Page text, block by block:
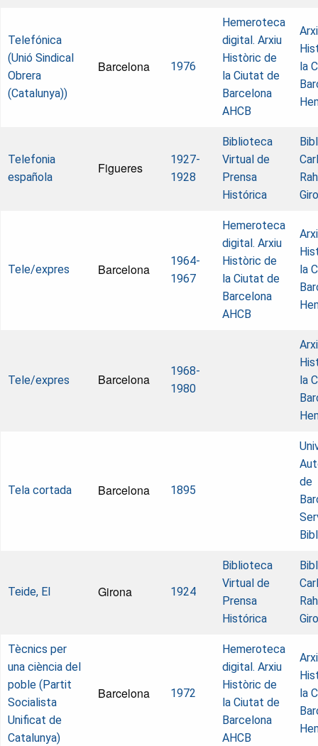
Telefónica
(Unió Sindical
Obrera
(Catalunya))
Barcelona 1976
Hemeroteca
digital. Arxiu
Històric de
la Ciutat de
Barcelona
AHCB
la
Telefonia
española
Figueres
1927-
1928
Biblioteca
Virtual de
Prensa
Histórica
Tele/expres Barcelona
1964-
1967
Hemeroteca
digital. Arxiu
Històric de
la Ciutat de
Barcelona
AHCB
la
Tele/expres Barcelona
1968-
1980
la
Tela cortada Barcelona 1895
de
Teide, El Girona 1924
Biblioteca
Virtual de
Prensa
Histórica
Tècnics per
una ciència del
poble (Partit
Socialista
Unificat de
Catalunya)
Barcelona 1972
Hemeroteca
digital. Arxiu
Històric de
la Ciutat de
Barcelona
AHCB
la